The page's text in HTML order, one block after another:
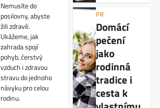
Nemusíte do
posilovny, abyste
žili zdravě.
Ukážeme, jak
zahrada spojí
pohyb, čerstvý
vzduch i zdravou
stravu do jednoho
návyku pro celou
rodinu.
PR
Domácí
pečení
jako
rodinná
tradice i
cesta k